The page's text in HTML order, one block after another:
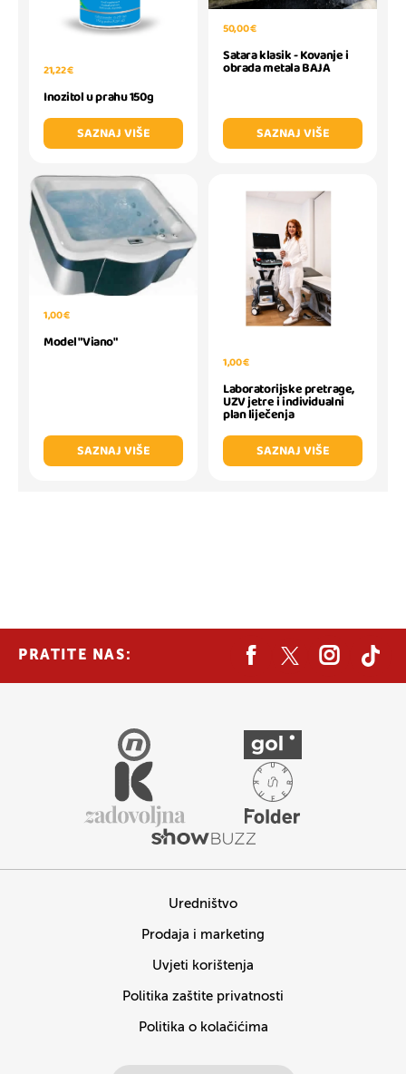
21,22 €
Inozitol u prahu 150g
SAZNAJ VIŠE
50,00 €
Satara klasik - Kovanje i
obrada metala BAJA
SAZNAJ VIŠE
1,00 €
Model "Viano"
SAZNAJ VIŠE
1,00 €
Laboratorijske pretrage,
UZV jetre i individualni
plan liječenja
SAZNAJ VIŠE
PRATITE NAS:
Uredništvo
Prodaja i marketing
Uvjeti korištenja
Politika zaštite privatnosti
Politika o kolačićima